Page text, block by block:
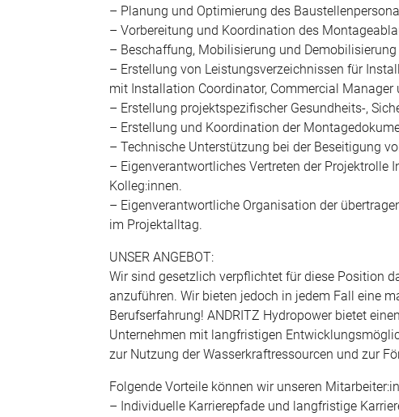
– Planung und Optimierung des
– Vorbereitung und Koordination des
– Beschaffung, Mobilisierung und
– Erstellung von Leistungsverzeichnissen für
mit Installation Coordinator, Commercial Manager
– Erstellung projektspezifischer Gesundheits-,
– Erstellung und Koordination der
– Technische Unterstützung bei der Beseitigung
– Eigenverantwortliches Vertreten der
Kolleg:innen.
– Eigenverantwortliche Organisation der
im Projektalltag.
UNSER ANGEBOT:
Wir sind gesetzlich verpflichtet für diese Position
anzuführen. Wir bieten jedoch in jedem Fall eine
Berufserfahrung! ANDRITZ Hydropower bietet
Unternehmen mit langfristigen
zur Nutzung der Wasserkraftressourcen und zur
Folgende Vorteile können wir unseren
– Individuelle Karrierepfade und langfristige